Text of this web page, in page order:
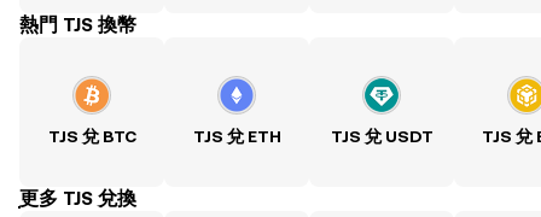
熱門 TJS 換幣
TJS 兌 BTC TJS 兌 ETH TJS 兌 USDT TJS 兌
ִִִִִִִִִִִִִִִִִִִִִִִִִִִִִִִִִִִִִִִִִִִִִִִִ更多 TJS 兌換